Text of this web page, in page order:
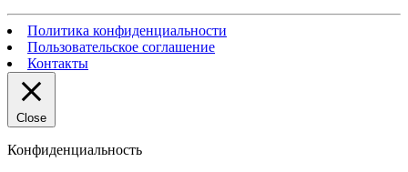
Политика конфиденциальности
Пользовательское соглашение
Контакты
Close
Конфиденциальность